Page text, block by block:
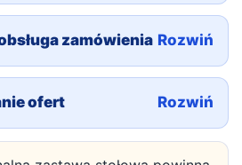
dopasowanie do
zamówienia Rozwiń